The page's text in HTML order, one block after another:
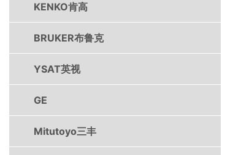
KENKO肯高
BRUKER布鲁克
YSAT英视
GE
Mitutoyo三丰